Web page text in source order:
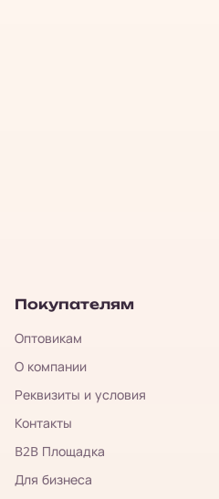
Покупателям
Оптовикам
О компании
Реквизиты и условия
Контакты
B2B Площадка
Для бизнеса